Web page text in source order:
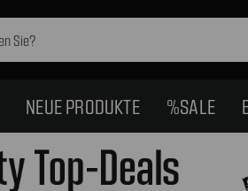
NEUE PRODUKTE %SALE